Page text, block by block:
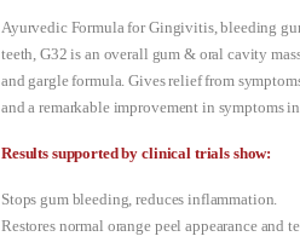
Ayurvedic Formula for Gingivitis, bleeding
teeth, G32 is an overall gum & oral cavity
and gargle formula. Gives relief from
and a remarkable improvement in symptoms
Results supported by clinical trials show:
Stops gum bleeding, reduces inflammation.
Restores normal orange peel appearance and